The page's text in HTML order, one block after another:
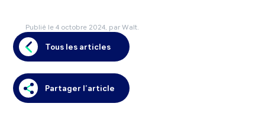
Tous les articles
Partager l’article
Publié le 4 octobre 2024, par Walt.